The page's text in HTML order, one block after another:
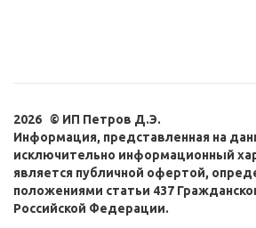
2026 © ИП Петров Д.Э.
Информация, представленная на
исключительно информационный
является публичной офертой,
положениями статьи 437
Российской Федерации.